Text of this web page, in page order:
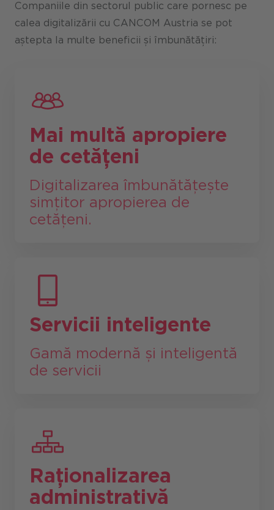
Companiile din sectorul public care pornesc pe
calea digitalizării cu CANCOM Austria se pot
aștepta la multe beneficii și îmbunătățiri:
Mai multă apropiere
de cetățeni
Digitalizarea îmbunătățește
simțitor apropierea de
cetățeni.
Servicii inteligente
Gamă modernă și inteligentă
de servicii
Raționalizarea
administrativă